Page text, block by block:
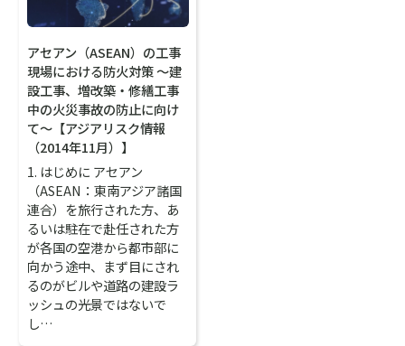
アセアン（ASEAN）の工事
現場における防火対策 ～建
設工事、増改築・修繕工事
中の火災事故の防止に向け
て～【アジアリスク情報
（2014年11月）】
1. はじめに アセアン
（ASEAN：東南アジア諸国
連合）を旅行された方、あ
るいは駐在で赴任された方
が各国の空港から都市部に
向かう途中、まず目にされ
るのがビルや道路の建設ラ
ッシュの光景ではないで
し…